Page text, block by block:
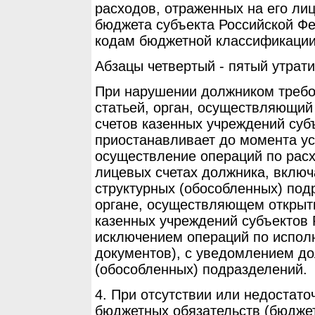
расходов, отраженных на его
бюджета субъекта Российской
кодам бюджетной
Абзацы четвертый - пятый
При нарушении должником
статьей, орган,
счетов казенных учреждений
приостанавливает до момента
осуществление операций по
лицевых счетах должника,
структурных (обособленных)
органе, осуществляющем
казенных учреждений
исключением операций по
документов), с уведомлением
(обособленных) подразделений.
4. При отсутствии или
бюджетных обязательств